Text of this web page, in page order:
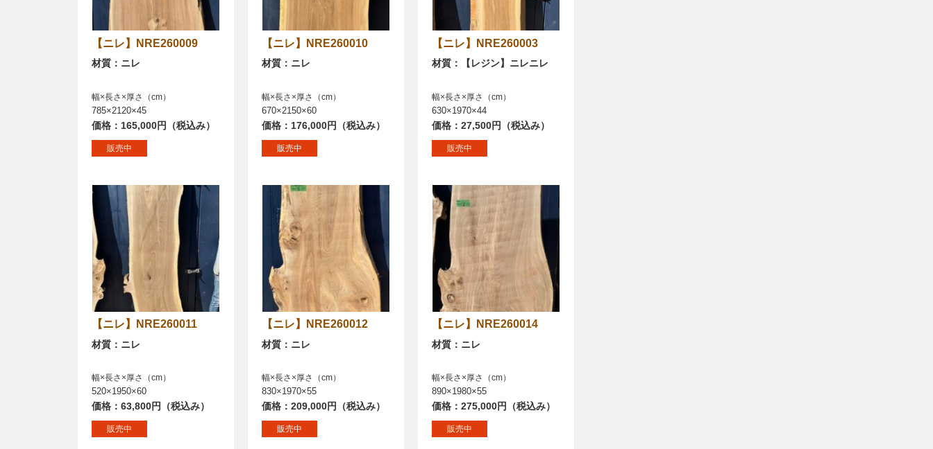
【ニレ】NRE260009
材質：ニレ
幅×長さ×厚さ（cm）
785×2120×45
価格：165,000円（税込み）
販売中
【ニレ】NRE260010
材質：ニレ
幅×長さ×厚さ（cm）
670×2150×60
価格：176,000円（税込み）
販売中
【ニレ】NRE260003
材質：【レジン】ニレニレ
幅×長さ×厚さ（cm）
630×1970×44
価格：27,500円（税込み）
販売中
【ニレ】NRE260011
材質：ニレ
幅×長さ×厚さ（cm）
520×1950×60
価格：63,800円（税込み）
販売中
【ニレ】NRE260012
材質：ニレ
幅×長さ×厚さ（cm）
830×1970×55
価格：209,000円（税込み）
販売中
【ニレ】NRE260014
材質：ニレ
幅×長さ×厚さ（cm）
890×1980×55
価格：275,000円（税込み）
販売中